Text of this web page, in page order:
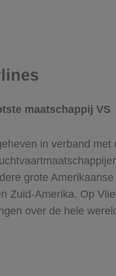
maatschappij VS
in verband
grote
Zuid-Amerika. Op
over de hele